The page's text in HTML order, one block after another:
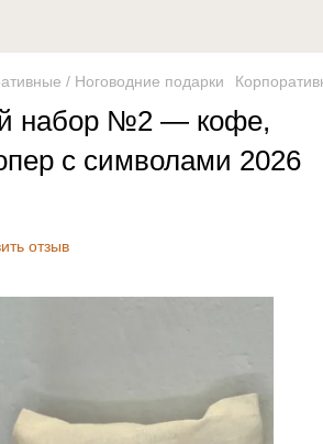
/ Ноговодние подарки
набор №2 — кофе,
с символами 2026
отзыв